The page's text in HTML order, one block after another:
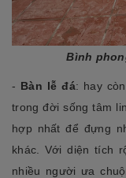
Bình
- Bàn lễ đá: hay
trong đời sống tâm
hợp nhất để đựng
khác. Với diện tích
nhiều người ưa